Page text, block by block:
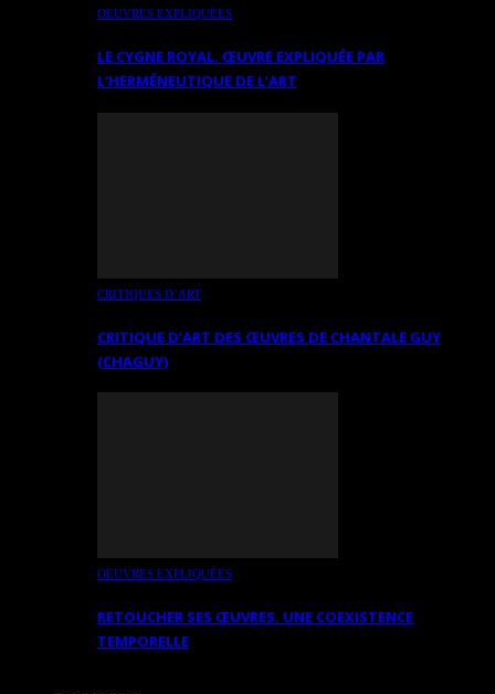
OEUVRES EXPLIQUÉES
LE CYGNE ROYAL. ŒUVRE EXPLIQUÉE PAR
L’HERMÉNEUTIQUE DE L’ART
CRITIQUES D’ART
CRITIQUE D’ART DES ŒUVRES DE CHANTALE GUY
(CHAGUY)
OEUVRES EXPLIQUÉES
RETOUCHER SES ŒUVRES. UNE COEXISTENCE
TEMPORELLE